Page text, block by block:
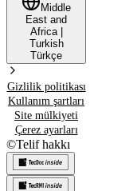
Middle
East and
Africa|
Turkish
Türkçe
Gizlilik politikası
Kullanım şartları
Site mülkiyeti
Çerez ayarları
©Telif hakkı